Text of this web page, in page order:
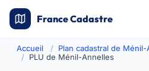
France Cadastre
Accueil
Plan cadastral de
PLU de Ménil-Annelles